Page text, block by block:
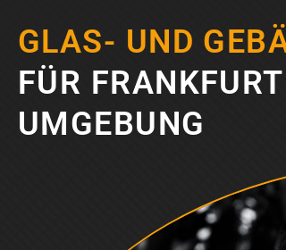
GLAS- UND
FÜR
UMGEBUNG